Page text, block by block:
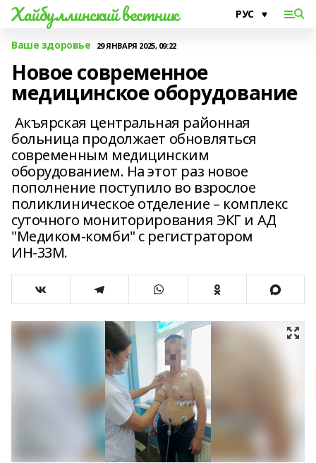
Хайбуллинский вестник
Ваше здоровье 29 ЯНВАРЯ 2025, 09:22
Новое современное
медицинское оборудование
Акъярская центральная районная
больница продолжает обновляться
современным медицинским
оборудованием. На этот раз новое
пополнение поступило во взрослое
поликлиническое отделение – комплекс
суточного мониторирования ЭКГ и АД
"Медиком-комби" с регистратором
ИН-33М.